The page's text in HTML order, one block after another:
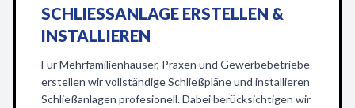
SCHLIESSANLAGE ERSTELLEN & I
NSTALLIEREN
Für Mehrfamilienhäuser, Praxen und Gewerbebetriebe
erstellen wir vollständige Schließpläne und installieren
Schließanlagen profesionell. Dabei berücksichtigen wir